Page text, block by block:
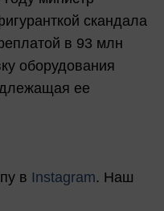
скандала
в 93 млн
оборудования
ее
в Instagram. Наш